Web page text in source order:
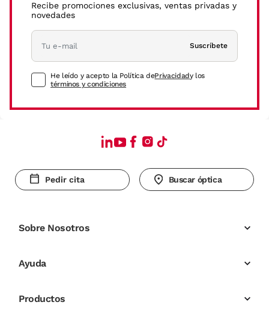
Recibe promociones exclusivas, ventas privadas y
novedades
Suscríbete
He leído y acepto la Política dePrivacidady los
términos y condiciones
Pedir cita Buscar óptica
Sobre Nosotros
Ayuda
Productos